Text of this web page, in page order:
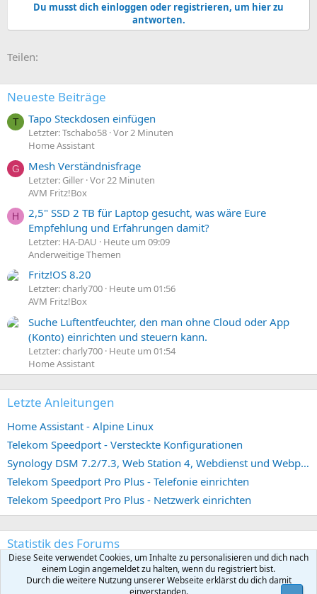
Du musst dich einloggen oder registrieren, um hier zu
antworten.
Teilen:
Neueste Beiträge
T Tapo Steckdosen einfügen
Letzter: Tschabo58 Vor 2 Minuten
Home Assistant
G Mesh Verständnisfrage
Letzter: Giller Vor 22 Minuten
AVM Fritz!Box
H
2,5" SSD 2 TB für Laptop gesucht, was wäre Eure
Empfehlung und Erfahrungen damit?
Letzter: HA-DAU
Heute um 09:09
Anderweitige Themen
Fritz!OS 8.20
Letzter: charly700 Heute um 01:56
AVM Fritz!Box
Suche Luftentfeuchter, den man ohne Cloud oder App
(Konto) einrichten und steuern kann.
Letzter: charly700 Heute um 01:54
Home Assistant
Letzte Anleitungen
Home Assistant - Alpine Linux
Telekom Speedport - Versteckte Konfigurationen
Synology DSM 7.2/7.3, Web Station 4, Webdienst und Webportal erstellen (ehemals vHost)
Telekom Speedport Pro Plus - Telefonie einrichten
Telekom Speedport Pro Plus - Netzwerk einrichten
Statistik des Forums
Themen
Beiträge
80.636
Diese Seite verwendet Cookies, um Inhalte zu personalisieren und dich nach
einem Login angemeldet zu halten, wenn du registriert bist.
Durch die weitere Nutzung unserer Webseite erklärst du dich damit
einverstanden.